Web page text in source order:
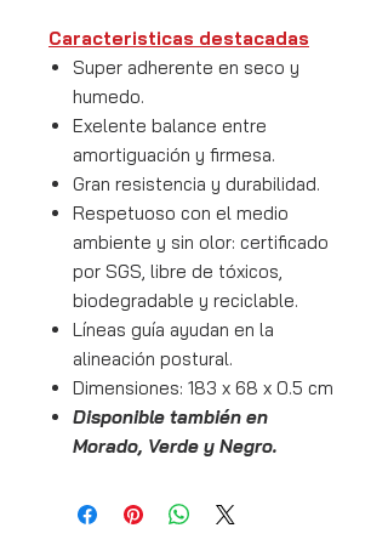
Caracteristicas destacadas
Super adherente en seco y
humedo.
Exelente balance entre
amortiguación y firmesa.
Gran resistencia y durabilidad.
Respetuoso con el medio
ambiente y sin olor: certificado
por SGS, libre de tóxicos,
biodegradable y reciclable.
Líneas guía ayudan en la
alineación postural.
Dimensiones: 183 x 68 x 0.5 cm
Disponible también en
Morado, Verde y Negro.